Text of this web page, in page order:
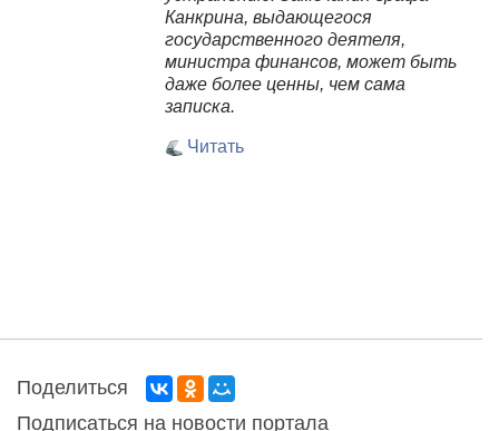
Канкрина, выдающегося
государственного деятеля,
министра финансов, может быть
даже более ценны, чем сама
записка.
Читать
Поделиться
Подписаться на новости портала